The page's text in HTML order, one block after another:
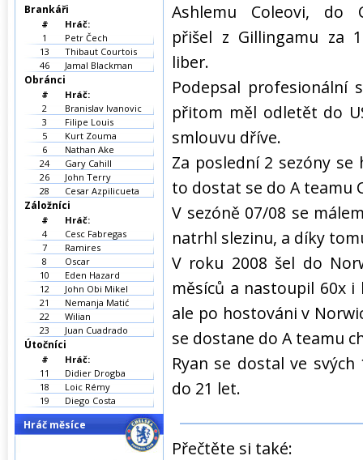
Ashlemu Coleovi, do
přišel z Gillingamu za
liber.
Podepsal profesionální
přitom měl odletět do
smlouvu dříve.
Za poslední 2 sezóny
to dostat se do A teamu
V sezóně 07/08 se
natrhl slezinu, a díky
V roku 2008 šel do
měsíců a nastoupil 60x
ale po hostováni v
se dostane do A teamu
Ryan se dostal ve
do 21 let.
Přečtěte si také:
Brankáři
#
Hráč:
1
Petr Čech
13
Thibaut Courtois
46
Jamal Blackman
Obránci
#
Hráč:
2
Branislav Ivanovic
3
Filipe Louis
5
Kurt Zouma
6
Nathan Ake
24
Gary Cahill
26
John Terry
28
Cesar Azpilicueta
Záložníci
#
Hráč:
4
Cesc Fabregas
7
Ramires
8
Oscar
10
Eden Hazard
12
John Obi Mikel
21
Nemanja Matić
22
Wilian
23
Juan Cuadrado
Útočníci
#
Hráč:
11
Didier Drogba
18
Loic Rémy
19
Diego Costa
Hráč měsíce